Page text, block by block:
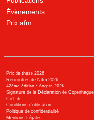
Évènements
Prix afm
Prix de thèse 2026
Rencontres de l'afm 2026
42ème édition : Angers 2026
Signature de la Déclaration de Copenhague
Co’Lab
Conditions d’utilisation
Politique de confidentialité
Mentions Légales